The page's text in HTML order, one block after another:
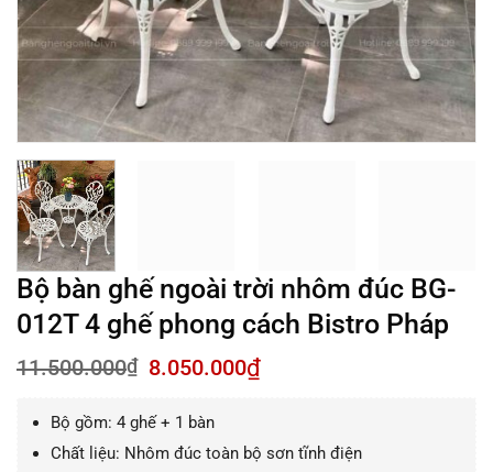
Bộ bàn ghế ngoài trời nhôm đúc BG-
012T 4 ghế phong cách Bistro Pháp
11.500.000₫ Giá
11.500.000₫.
8.050.000₫Giá
8.050.000₫.
Bộ gồm: 4 ghế + 1 bàn
Chất liệu: Nhôm đúc toàn bộ sơn tĩnh điện